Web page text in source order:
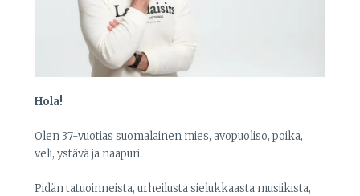
Hola!
Olen 37-vuotias suomalainen mies, avopuoliso, poika,
veli, ystävä ja naapuri.
Pidän tatuoinneista, urheilusta sielukkaasta musiikista,